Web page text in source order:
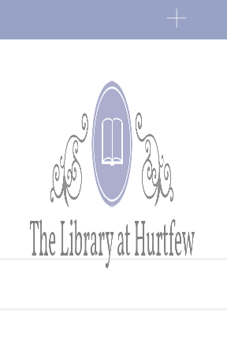
Fin de série 2022
7 janvier 2022 0 Comments
Lectures 2022
6 janvier 2022 0 Comments
Lectures 2021